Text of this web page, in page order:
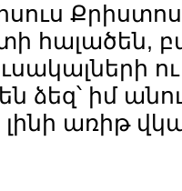
հալածեն,
ձեզ՝ իմ
առիթ